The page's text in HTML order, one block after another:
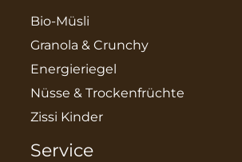
Bio-Müsli
Granola & Crunchy
Energieriegel
Nüsse & Trockenfrüchte
Zissi Kinder
Service